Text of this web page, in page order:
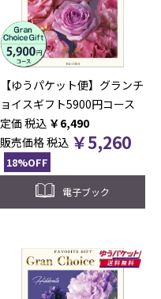
【ゆうパケット便】グランチ
ョイスギフト5900円コース
税込 ￥6,490
販売価格税込 ￥5,260
18%OFF
電子ブック